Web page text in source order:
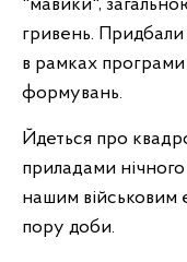
"мавики",
гривень.
в рамках
формувань.
Йдеться про
приладами
нашим
пору доби.